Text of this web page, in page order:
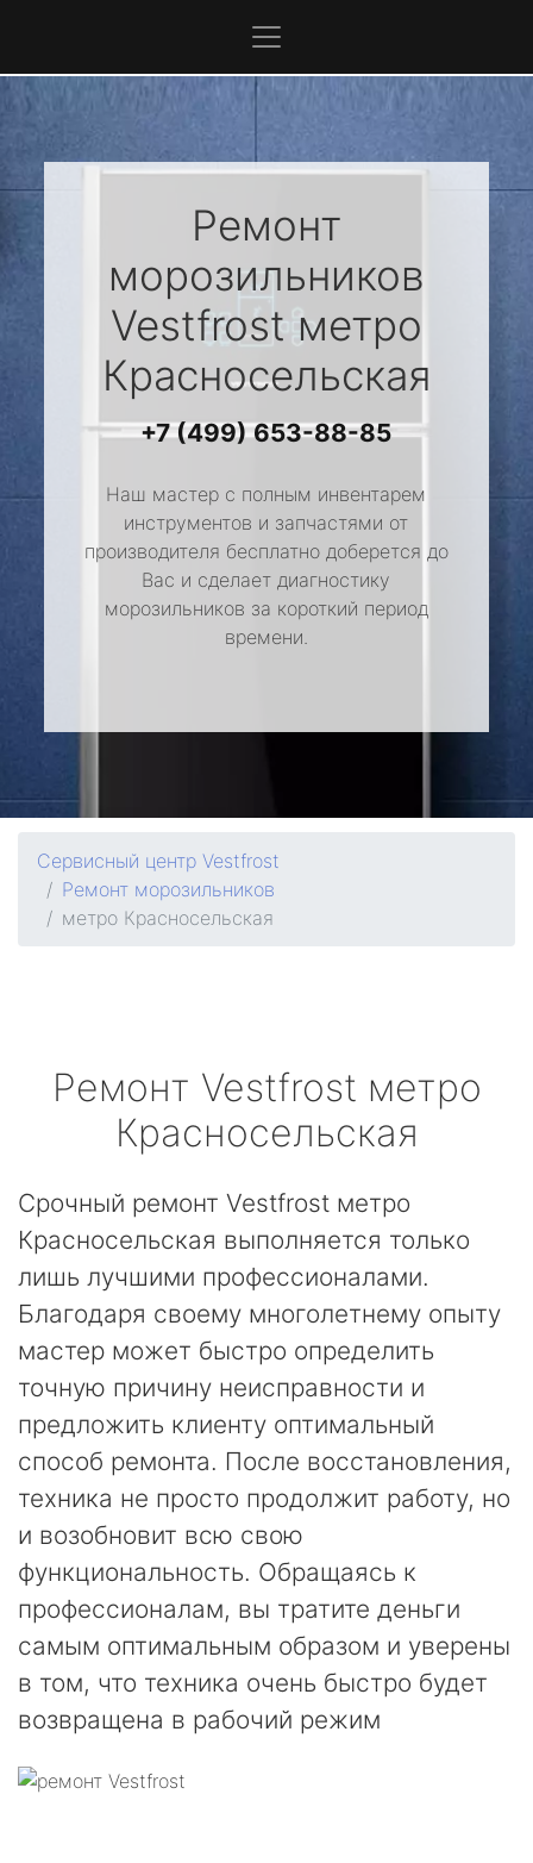
Ремонт
морозильников
Vestfrostметро
Красносельская
+7 (499) 653-88-85
Наш мастер с полным инвентарем
инструментов и запчастями от
производителя бесплатно доберется до
Вас и сделает диагностику
морозильников за короткий период
времени.
Сервисный центр Vestfrost
Ремонт морозильников
метро Красносельская
Ремонт Vestfrost метро
Красносельская
Срочный ремонт Vestfrost метро
Красносельская выполняется только
лишь лучшими профессионалами.
Благодаря своему многолетнему опыту
мастер может быстро определить
точную причину неисправности и
предложить клиенту оптимальный
способ ремонта. После восстановления,
техника не просто продолжит работу, но
и возобновит всю свою
функциональность. Обращаясь к
профессионалам, вы тратите деньги
самым оптимальным образом и уверены
в том, что техника очень быстро будет
возвращена в рабочий режим